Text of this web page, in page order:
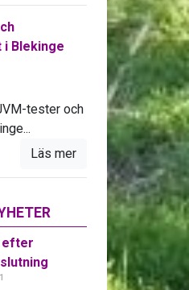
i Blekinge
tester och
Läs mer
efter